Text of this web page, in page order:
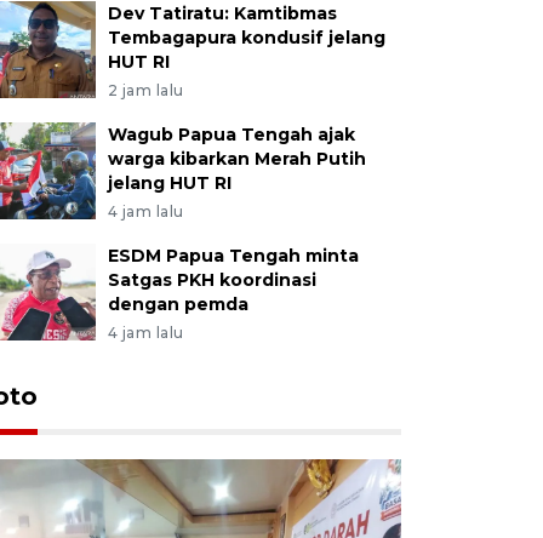
Dev Tatiratu: Kamtibmas
Tembagapura kondusif jelang
HUT RI
2 jam lalu
Wagub Papua Tengah ajak
warga kibarkan Merah Putih
jelang HUT RI
4 jam lalu
ESDM Papua Tengah minta
Satgas PKH koordinasi
dengan pemda
4 jam lalu